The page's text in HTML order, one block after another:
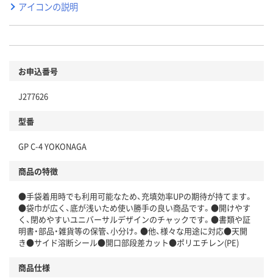
アイコンの説明
お申込番号
J277626
型番
GP C-4 YOKONAGA
商品の特徴
●手袋着用時でも利用可能なため、充填効率UPの期待が持てます。
●袋巾が広く、底が浅いため使い勝手の良い商品です。●開けやす
く、閉めやすいユニバーサルデザインのチャックです。●書類や証
明書・部品・雑貨等の保管、小分け。●他、様々な用途に対応●天開
き●サイド溶断シール●開口部段差カット●ポリエチレン(PE)
商品仕様